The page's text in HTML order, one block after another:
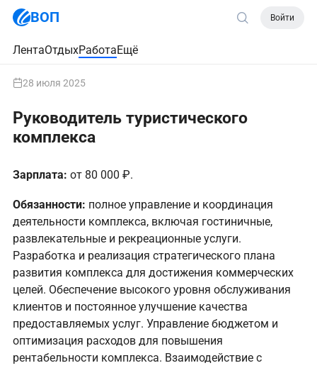
ВОП Войти
ЛентаОтдыхРаботаЕщё
28 июля 2025
Руководитель туристического
комплекса
Зарплата: от 80 000 ₽.
Обязанности: полное управление и координация
деятельности комплекса, включая гостиничные,
развлекательные и рекреационные услуги.
Разработка и реализация стратегического плана
развития комплекса для достижения коммерческих
целей. Обеспечение высокого уровня обслуживания
клиентов и постоянное улучшение качества
предоставляемых услуг. Управление бюджетом и
оптимизация расходов для повышения
рентабельности комплекса. Взаимодействие с